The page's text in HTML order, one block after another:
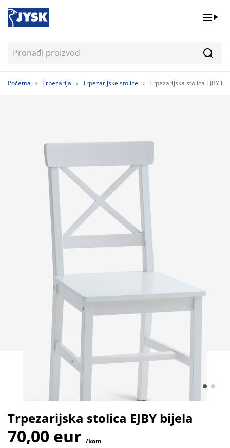
Početna Trpezarija Trpezarijske stolice Trpezarijska stolica EJBY
Trpezarijska stolica EJBY bijela
70,00 eur /kom